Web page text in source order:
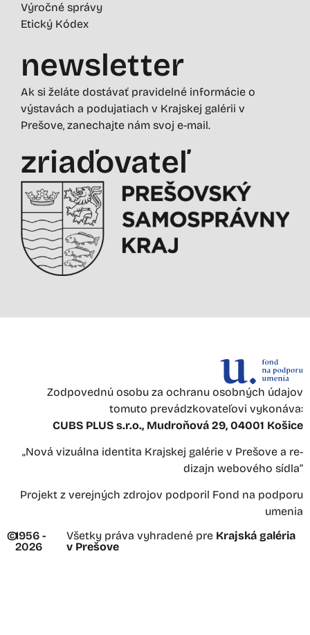
Výročné správy
Etický Kódex
newsletter
Ak si želáte dostávať pravidelné informácie o
výstavách a podujatiach v Krajskej galérii v
Prešove, zanechajte nám svoj e-mail.
zriaďovateľ
Zodpovednú osobu za ochranu osobných údajov
tomuto prevádzkovateľovi vykonáva:
CUBS PLUS s.r.o., Mudroňová 29, 04001 Košice
„Nová vizuálna identita Krajskej galérie v Prešove a re-
dizajn webového sídla“
Projekt z verejných zdrojov podporil Fond na podporu
umenia
©1956 -
2026
Všetky práva vyhradené pre Krajská galéria
v Prešove